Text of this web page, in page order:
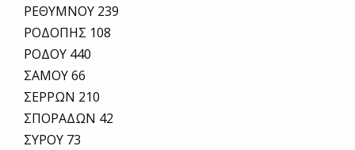
ΡΕΘΥΜΝΟΥ 239
ΡΟΔΟΠΗΣ 108
ΡΟΔΟΥ 440
ΣΑΜΟΥ 66
ΣΕΡΡΩΝ 210
ΣΠΟΡΑΔΩΝ 42
ΣΥΡΟΥ 73